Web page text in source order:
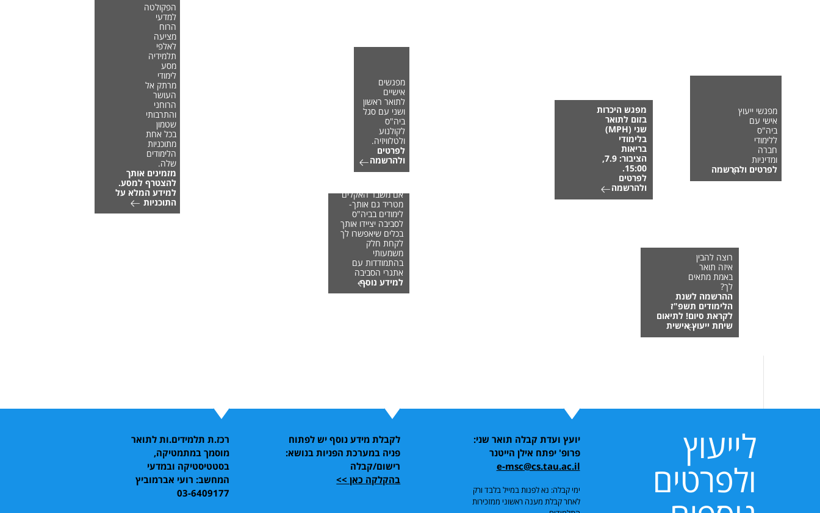
הפקולטה
למדעי
הרוח
מציעה
לאלפי
תלמידיה
מסע
לימודי
מרתק אל
העושר
הרוחני
והתרבותי
שטמון
בכל אחת
מתוכניות
הלימודים
שלה.
מזמינים אותך
להצטרף למסע.
למידע המלא על
התוכניות
מפגשים
אישיים
לתואר ראשון
ושני עם סגל
ביה"ס
לקולנוע
ולטלוויזיה.
לפרטים
ולהרשמה
מפגשי ייעוץ
אישי עם
ביה"ס
ללימודי
חברה
ומדיניות
לפרטים ולהרשמה
מפגש היכרות
בזום לתואר
שני (MPH)
בלימודי
בריאות
הציבור: 7.9,
15:00.
לפרטים
ולהרשמה
אם משבר האקלים
מטריד גם אותך-
לימודים בביה"ס
לסביבה יציידו אותך
בכלים שיאפשרו לך
לקחת חלק
משמעותי
בהתמודדות עם
אתגרי הסביבה
למידע נוסף
רוצה להבין
איזה תואר
באמת מתאים
לך?
ההרשמה לשנת
הלימודים תשפ"ז
לקראת סיום! לתיאום
שיחת ייעוץ אישית
לייעוץ
ולפרטים
יועץ ועדת קבלה תואר שני:
פרופ' יפתח אילן הייטנר
e-msc@cs.tau.ac.il
ימי קבלה: נא לפנות במייל בלבד ורק
לאחר קבלת מענה ראשוני ממזכירות
לקבלת מידע נוסף יש לפתוח
פניה במערכת הפניות בנושא:
רישום/קבלה
בהקלקה כאן >>
רכז.ת תלמידים.ות לתואר
מוסמך במתמטיקה,
בסטטיסטיקה ובמדעי
המחשב: רועי אברמוביץ
03-6409177